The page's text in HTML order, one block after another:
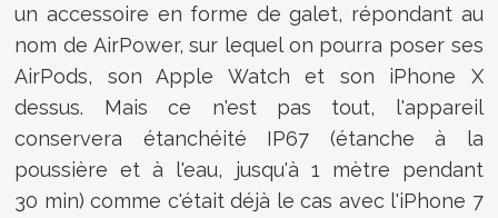
un accessoire en forme de galet, répondant au
nom de AirPower, sur lequel on pourra poser ses
AirPods, son Apple Watch et son iPhone X
dessus. Mais ce n'est pas tout, l'appareil
conservera étanchéité IP67 (étanche à la
poussière et à l'eau, jusqu'à 1 mètre pendant
30 min) comme c'était déjà le cas avec l'iPhone 7